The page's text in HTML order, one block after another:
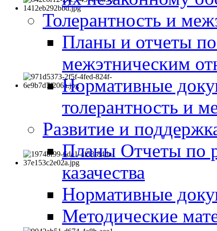
Толерантность и
Планы и отчеты
межэтническим
Нормативные
толерантность и
Развитие и
Планы Отчеты по
казачества
Нормативные
Методические